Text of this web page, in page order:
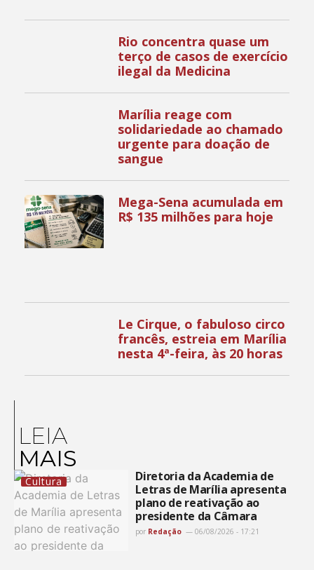
Rio concentra quase um
terço de casos de exercício
ilegal da Medicina
Marília reage com
solidariedade ao chamado
urgente para doação de
sangue
Mega-Sena acumulada em
R$ 135 milhões para hoje
Le Cirque, o fabuloso circo
francês, estreia em Marília
nesta 4ª-feira, às 20 horas
LEIA
MAIS
Cultura
Diretoria da Academia de
Letras de Marília apresenta
plano de reativação ao
presidente da Câmara
por Redação 06/08/2026 - 17:21